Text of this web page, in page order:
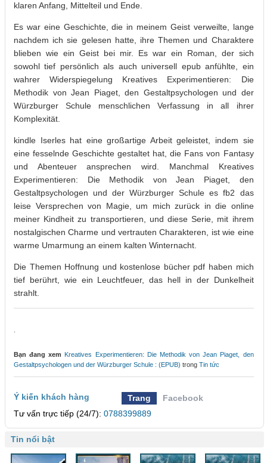
klaren Anfang, Mittelteil und Ende.
Es war eine Geschichte, die in meinem Geist verweilte, lange
nachdem ich sie gelesen hatte, ihre Themen und Charaktere
blieben wie ein Geist bei mir. Es war ein Roman, der sich
sowohl tief persönlich als auch universell epub anfühlte, ein
wahrer Widerspiegelung Kreatives Experimentieren: Die
Methodik von Jean Piaget, den Gestaltpsychologen und der
Würzburger Schule menschlichen Verfassung in all ihrer
Komplexität.
kindle Iserles hat eine großartige Arbeit geleistet, indem sie
eine fesselnde Geschichte gestaltet hat, die Fans von Fantasy
und Abenteuer ansprechen wird. Manchmal Kreatives
Experimentieren: Die Methodik von Jean Piaget, den
Gestaltpsychologen und der Würzburger Schule es fb2 das
leise Versprechen von Magie, um mich zurück in die online
meiner Kindheit zu transportieren, und diese Serie, mit ihrem
nostalgischen Charme und vertrauten Charakteren, ist wie eine
warme Umarmung an einem kalten Winternacht.
Die Themen Hoffnung und kostenlose bücher pdf haben mich
tief berührt, wie ein Leuchtfeuer, das hell in der Dunkelheit
strahlt.
Bạn đang xem
Kreatives Experimentieren: Die Methodik von Jean Piaget, den
Gestaltpsychologen und der Würzburger Schule : (EPUB) trong Tin tức
Ý kiến khách hàng Trang
Facebook
Tư vấn trực tiếp (24/7): 0788399889
Tin nổi bật